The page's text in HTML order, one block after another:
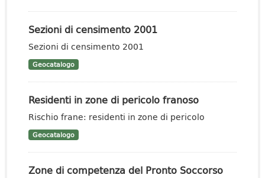
Sezioni di censimento 2001
Sezioni di censimento 2001
Geocatalogo
Residenti in zone di pericolo franoso
Rischio frane: residenti in zone di pericolo
Geocatalogo
Zone di competenza del Pronto Soccorso